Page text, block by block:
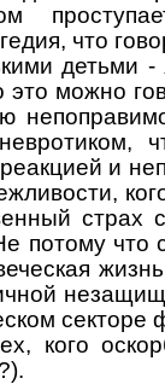
что
детьми -
можно
и
страх
потому что
секторе
кого